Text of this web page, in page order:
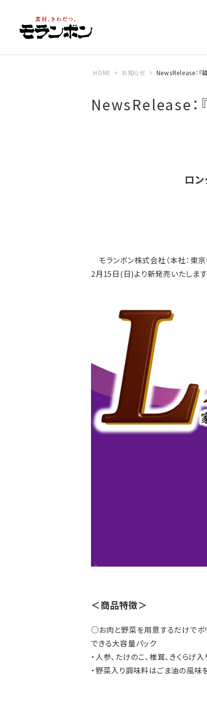
HOME お知らせ NewsRelease：『
NewsRelease：
ロ
モランボン株式会社（本社：東
2月15日(日)より新発売いたします
＜商品特徴＞
○お肉と野菜を用意するだけでボ
できる大容量パック
・人参、たけのこ、椎茸、きくら
・野菜入り調味料はごま油の風味